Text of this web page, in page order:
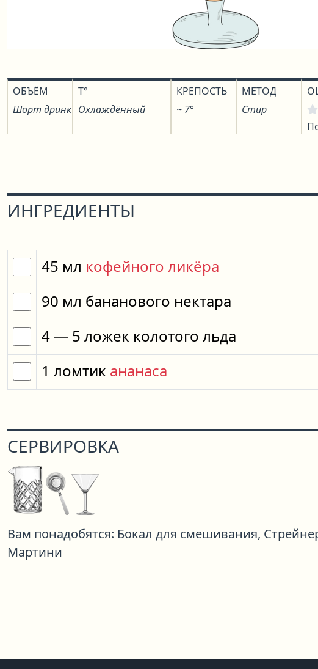
ОБЪЁМ
Шорт дринк
T°
Охлаждённый
КРЕПОСТЬ
~ 7°
МЕТОД
Стир
ИНГРЕДИЕНТЫ
45 мл кофейного ликёра
90 мл бананового нектара
4 — 5 ложек колотого льда
1 ломтик ананаса
СЕРВИРОВКА
Вам понадобятся: Бокал для смешивания,
Мартини